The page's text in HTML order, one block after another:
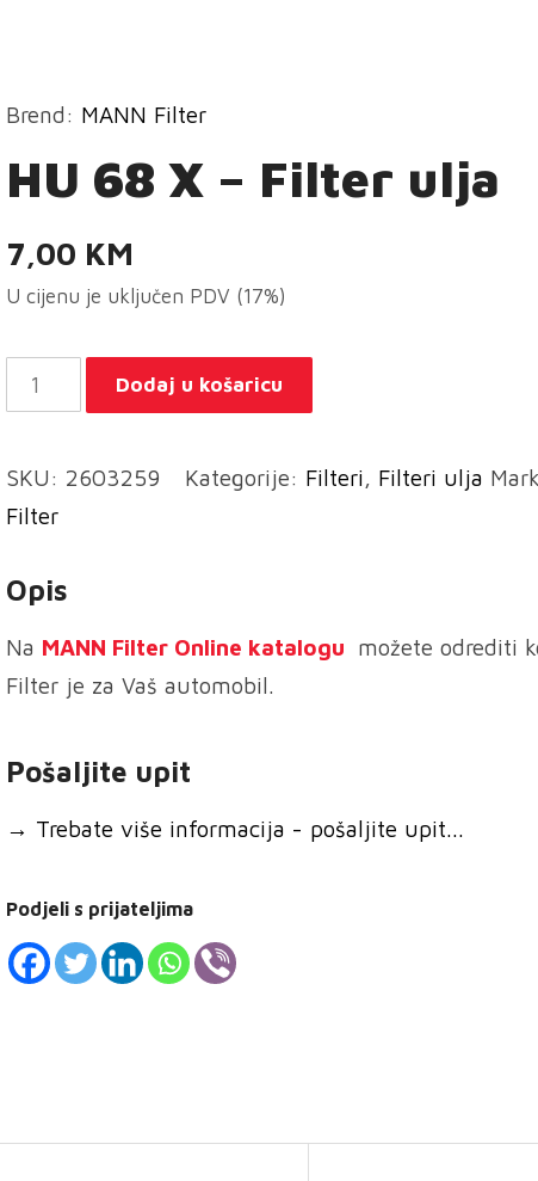
Brend: MANN Filter
HU 68 X – Filter ulja
7,00 KM
U cijenu je uključen PDV (17%)
HU
68
-
Filter
količina
Dodaj u košaricu
SKU: 2603259 Kategorije: Filteri, Filteri ulja
Filter
Opis
Na MANN Filter Online katalogu možete odrediti
Filter je za Vaš automobil.
Pošaljite upit
→ Trebate više informacija - pošaljite upit...
Podjeli s prijateljima